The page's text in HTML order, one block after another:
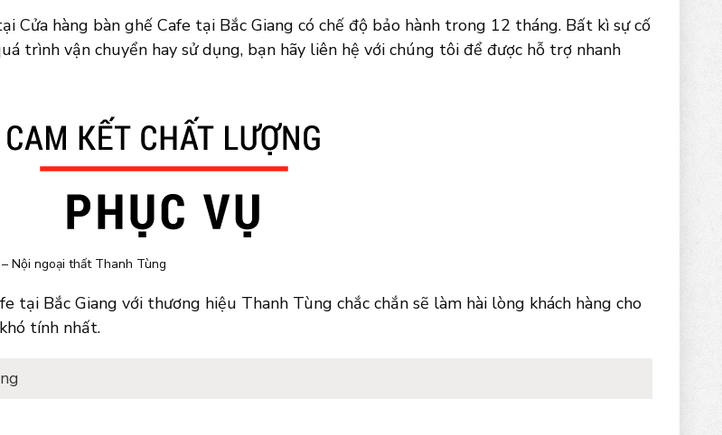
Cửa hàng bàn ghế Cafe tại Bắc Giang có chế độ bảo hành trong 12 tháng. Bất kì sự cố
trình vận chuyển hay sử dụng, bạn hãy liên hệ với chúng tôi để được hỗ trợ nhanh
Nội ngoại thất Thanh Tùng
tại Bắc Giang với thương hiệu Thanh Tùng chắc chắn sẽ làm hài lòng khách hàng cho
tính nhất.